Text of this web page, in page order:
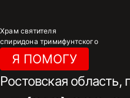
содержимому
Храм святителя
спиридона тримифунтского
Я ПОМОГУ
Ростовская